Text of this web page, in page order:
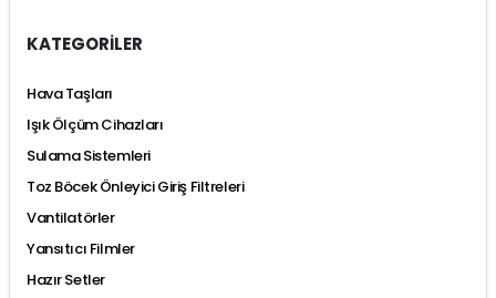
KATEGORİLER
Hava Taşları
Işık Ölçüm Cihazları
Sulama Sistemleri
Toz Böcek Önleyici Giriş Filtreleri
Vantilatörler
Yansıtıcı Filmler
Hazır Setler